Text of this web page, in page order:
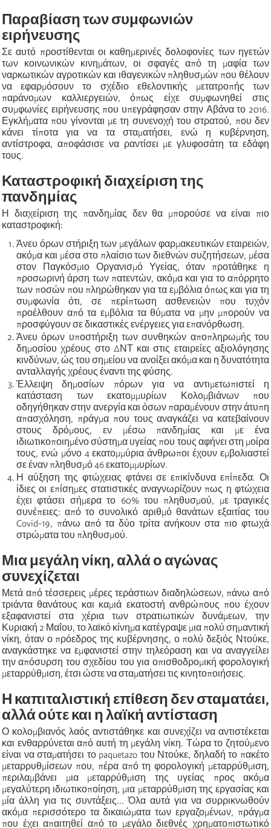
Παραβίαση των συμφωνιών
ειρήνευσης
Σε αυτό προστίθενται οι καθημερινές δολοφονίες των ηγετών
των κοινωνικών κινημάτων, οι σφαγές από τη μαφία των
ναρκωτικών αγροτικών και ιθαγενικών πληθυσμών που θέλουν
να εφαρμόσουν το σχέδιο εθελοντικής μετατροπής των
παράνομων καλλιεργειών, όπως είχε συμφωνηθεί στις
συμφωνίες ειρήνευσης που υπεγράφησαν στην Αβάνα το 2016.
Εγκλήματα που γίνονται με τη συνενοχή του στρατού, που δεν
κάνει τίποτα για να τα σταματήσει, ενώ η κυβέρνηση,
αντίστροφα, αποφάσισε να ραντίσει μεγλυφοσάτη τα εδάφη
τους.
Καταστροφική διαχείριση της
πανδημίας
Η διαχείριση της πανδημίας δεν θα μπορούσε να είναι πιο
καταστροφική:
Άνευ όρων στήριξη των μεγάλων φαρμακευτικών εταιρειών,
ακόμα και μέσα στο πλαίσιο των διεθνών συζητήσεων, μέσα
στον Παγκόσμιο Οργανισμό Υγείας, όταν προτάθηκε η
προσωρινή άρση των πατεντών, ακόμα και για το απόρρητο
των ποσών που πληρώθηκαν για τα εμβόλια όπως και για τη
συμφωνία ότι, σε περίπτωση ασθενειών που τυχόν
προέλθουν από τα εμβόλια τα θύματα να μην μπορούν να
προσφύγουν σε δικαστικές ενέργειες για επανόρθωση.
Άνευ όρων υποστήριξη των συνθηκών αποπληρωμής του
δημοσίου χρέους στο ΔΝΤ και στις εταιρείες αξιολόγησης
κινδύνων, ώς του σημείου να ανοίξει ακόμα και η δυνατότητα
ανταλλαγής χρέους έναντι της φύσης.
Έλλειψη δημοσίων πόρων για να αντιμετωπιστεί η
κατάσταση των εκατομμυρίων Κολομβιάνων που
οδηγήθηκαν στην ανεργία και όσων παραμένουν στην άτυπη
απασχόληση, πράγμα που τους αναγκάζει να κατεβαίνουν
στους δρόμους, εν μέσω πανδημίας και με ένα
ιδιωτικοποιημένο σύστημα υγείας που τους αφήνει στη μοίρα
τους, ενώ μόνο 4 εκατομμύρια άνθρωποι έχουν εμβολιαστεί
σε έναν πληθυσμό 46 εκατομμυρίων.
Η αύξηση της φτώχειας φτάνει σε επικίνδυνα επίπεδα. Οι
ίδιες οι επίσημες στατιστικές αναγνωρίζουν πως η φτώχεια
έχει φτάσει σήμερα το 60% του πληθυσμού, με τραγικές
συνέπειες: από το συνολικό αριθμό θανάτων εξαιτίας του
Covid-19, πάνω από τα δύο τρίτα ανήκουν στα πιο φτωχά
στρώματα του πληθυσμού.
Μια μεγάλη νίκη, αλλά ο αγώνας
συνεχίζεται
Μετά από τέσσερεις μέρες τεράστιων διαδηλώσεων, πάνω από
τριάντα θανάτους και καμιά εκατοστή ανθρώπους που έχουν
εξαφανιστεί στα χέρια των στρατιωτικών δυνάμεων, την
Κυριακή 2 Μαΐου, το λαϊκό κίνημα κατέγραψε μια πολύ σημαντική
νίκη, όταν ο πρόεδρος της κυβέρνησης, ο πολύ δεξιός Ντούκε,
αναγκάστηκε να εμφανιστεί στην τηλεόραση και να αναγγείλει
την απόσυρση του σχεδίου του για οπισθοδρομική φορολογική
μεταρρύθμιση, έτσι ώστε να σταματήσει τις κινητοποιήσεις.
Η καπιταλιστική επίθεση δεν σταματάει,
αλλά ούτε και η λαϊκή αντίσταση
Ο κολομβιανός λαός αντιστάθηκε και συνεχίζει να αντιστέκεται
και ενθαρρύνεται από αυτή τη μεγάλη νίκη. Τώρα το ζητούμενο
είναι να σταματήσει το paquetazo του Ντούκε, δηλαδή το πακέτο
μεταρρυθμίσεων που, πέρα από τη φορολογική μεταρρύθμιση,
περιλαμβάνει μια μεταρρύθμιση της υγείας προς ακόμα
μεγαλύτερη ιδιωτικοποίηση, μια μεταρρύθμιση της εργασίας και
μία άλλη για τις συντάξεις... Όλα αυτά για να συρρικνωθούν
ακόμα περισσότερο τα δικαιώματα των εργαζομένων, πράγμα
που έχει απαιτηθεί από το μεγάλο διεθνές χρηματοπιστωτικό